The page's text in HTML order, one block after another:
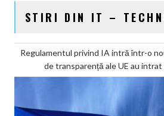
STIRI DIN IT –
Regulamentul privind IA intră într-o
de transparență ale UE au